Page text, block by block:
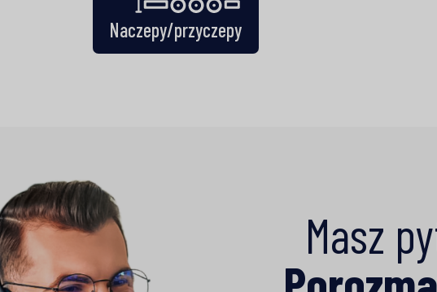
Naczepy/przyczepy
Masz